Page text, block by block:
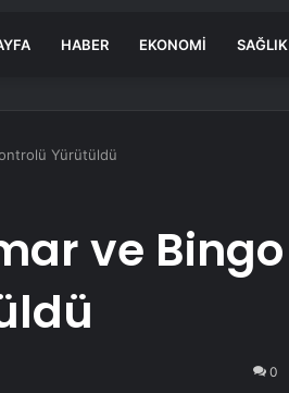
HABER EKONOMI SAĞLIK
Yürütüldü
ve Bingo
0